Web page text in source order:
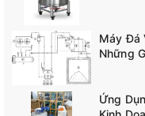
Máy Đá
Những
Ứng